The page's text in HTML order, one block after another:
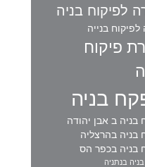
לפיקוח בניה
בנייה
פיקוח
בניה
בניה ב אבן יהודה
בניה בהרצליה
בניה בכפר הס
בנתניה